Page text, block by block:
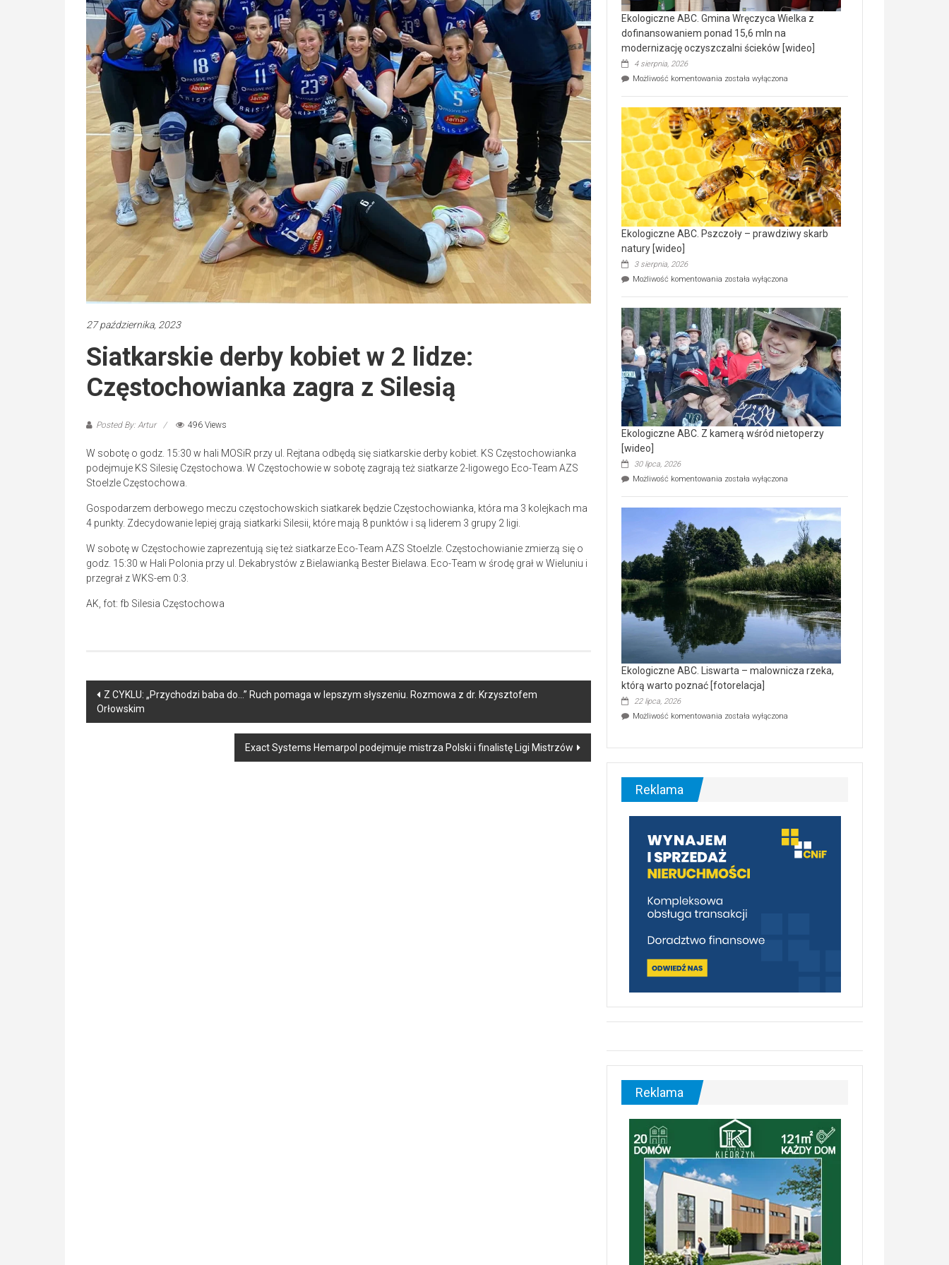
27 października, 2023
Siatkarskie derby kobiet w 2 lidze:
Częstochowianka zagra z Silesią
Posted By: Artur 496 Views
W sobotę o godz. 15:30 w hali MOSiR przy ul. Rejtana odbędą się siatkarskie derby kobiet. KS Częstochowianka
podejmuje KS Silesię Częstochowa. W Częstochowie w sobotę zagrają też siatkarze 2-ligowego Eco-Team AZS
Stoelzle Częstochowa.
Gospodarzem derbowego meczu częstochowskich siatkarek będzie Częstochowianka, która ma 3 kolejkach ma
4 punkty. Zdecydowanie lepiej grają siatkarki Silesii, które mają 8 punktów i są liderem 3 grupy 2 ligi.
W sobotę w Częstochowie zaprezentują się też siatkarze Eco-Team AZS Stoelzle. Częstochowianie zmierzą się o
godz. 15:30 w Hali Polonia przy ul. Dekabrystów z Bielawianką Bester Bielawa. Eco-Team w środę grał w Wieluniu i
przegrał z WKS-em 0:3.
AK, fot: fb Silesia Częstochowa
Post
navigation
Z CYKLU: „Przychodzi baba do…” Ruch pomaga w lepszym słyszeniu. Rozmowa z dr. Krzysztofem
Orłowskim
Exact Systems Hemarpol podejmuje mistrza Polski i finalistę Ligi Mistrzów
Ekologiczne ABC. Gmina Wręczyca Wielka z
dofinansowaniem ponad 15,6 mln na
modernizację oczyszczalni ścieków [wideo]
4 sierpnia, 2026
Możliwość komentowania Ekologiczne
Wręczyca
Wielka
z
dofinansowaniem
ponad
15,6
mln
na
modernizację
oczyszczalni
ścieków
[wideo]
została wyłączona
Ekologiczne ABC. Pszczoły – prawdziwy skarb
natury [wideo]
3 sierpnia, 2026
Możliwość komentowania Ekologiczne
–
prawdziwy
skarb
natury
[wideo]
została wyłączona
Ekologiczne ABC. Z kamerą wśród nietoperzy
[wideo]
30 lipca, 2026
Możliwość komentowania Ekologiczne
wśród
nietoperzy
[wideo]
została wyłączona
Ekologiczne ABC. Liswarta – malownicza rzeka,
którą warto poznać [fotorelacja]
22 lipca, 2026
Możliwość komentowania Ekologiczne
–
malownicza
[fotorelacja]
została wyłączona
Reklama
Reklama